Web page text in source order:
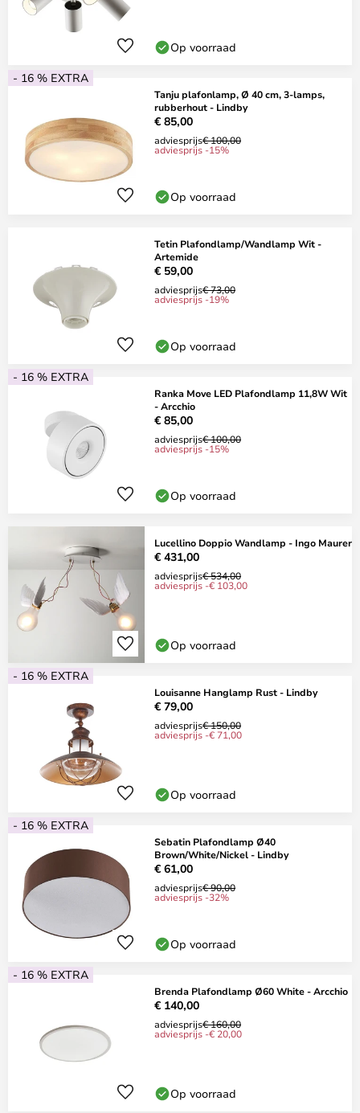
Op voorraad
- 16 % EXTRA
Tanju plafonlamp, Ø 40 cm, 3-lamps,
rubberhout - Lindby
€ 85,00
adviesprijs€ 100,00
adviesprijs -15%
Op voorraad
Tetin Plafondlamp/Wandlamp Wit -
Artemide
€ 59,00
adviesprijs€ 73,00
adviesprijs -19%
Op voorraad
- 16 % EXTRA
Ranka Move LED Plafondlamp 11,8W Wit
- Arcchio
€ 85,00
adviesprijs€ 100,00
adviesprijs -15%
Op voorraad
Lucellino Doppio Wandlamp - Ingo Maurer
€ 431,00
adviesprijs€ 534,00
adviesprijs -€ 103,00
Op voorraad
- 16 % EXTRA
Louisanne Hanglamp Rust - Lindby
€ 79,00
adviesprijs€ 150,00
adviesprijs -€ 71,00
Op voorraad
- 16 % EXTRA
Sebatin Plafondlamp Ø40
Brown/White/Nickel - Lindby
€ 61,00
adviesprijs€ 90,00
adviesprijs -32%
Op voorraad
- 16 % EXTRA
Brenda Plafondlamp Ø60 White - Arcchio
€ 140,00
adviesprijs€ 160,00
adviesprijs -€ 20,00
Op voorraad